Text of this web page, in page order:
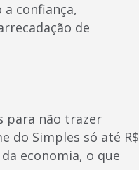
confiança,
de
para não trazer
do Simples só até R$
economia, o que